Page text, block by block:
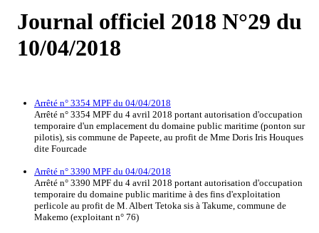
Journal officiel 2018 N°29 du
10/04/2018
Arrêté n° 3354 MPF du 04/04/2018
Arrêté n° 3354 MPF du 4 avril 2018 portant autorisation d'occupation
temporaire d'un emplacement du domaine public maritime (ponton sur
pilotis), sis commune de Papeete, au profit de Mme Doris Iris Houques
dite Fourcade
Arrêté n° 3390 MPF du 04/04/2018
Arrêté n° 3390 MPF du 4 avril 2018 portant autorisation d'occupation
temporaire du domaine public maritime à des fins d'exploitation
perlicole au profit de M. Albert Tetoka sis à Takume, commune de
Makemo (exploitant n° 76)